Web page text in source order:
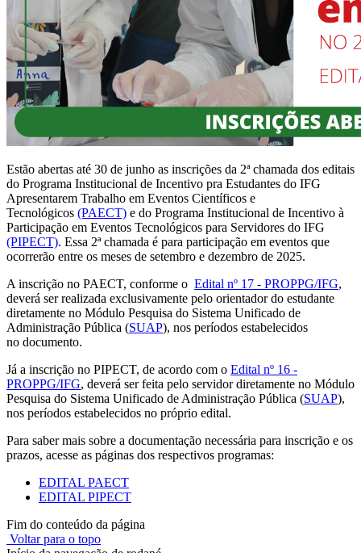
Estão abertas até 30 de junho as inscrições da 2ª chamada dos editais
do Programa Institucional de Incentivo pra Estudantes do IFG
Apresentarem Trabalho em Eventos Científicos e
Tecnológicos (PAECT) e do Programa Institucional de Incentivo à
Participação em Eventos Tecnológicos para Servidores do IFG
(PIPECT). Essa 2ª chamada é para participação em eventos que
ocorrerão entre os meses de setembro e dezembro de 2025.
A inscrição no PAECT, conforme o Edital nº 17 - PROPPG/IFG,
deverá ser realizada exclusivamente pelo orientador do estudante
diretamente no Módulo Pesquisa do Sistema Unificado de
Administração Pública (SUAP), nos períodos estabelecidos
no documento.
Já a inscrição no PIPECT, de acordo com o Edital nº 16 -
PROPPG/IFG, deverá ser feita pelo servidor diretamente no Módulo
Pesquisa do Sistema Unificado de Administração Pública (SUAP),
nos períodos estabelecidos no próprio edital.
Para saber mais sobre a documentação necessária para inscrição e os
prazos, acesse as páginas dos respectivos programas:
EDITAL PAECT
EDITAL PIPECT
Fim do conteúdo da página
Voltar para o topo